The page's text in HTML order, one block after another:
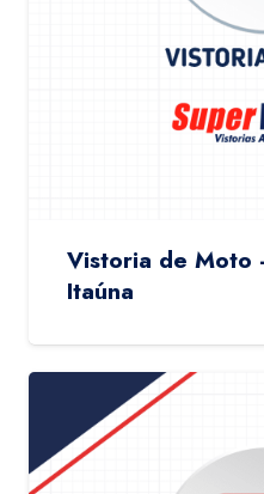
Vistoria de Moto
Itaúna